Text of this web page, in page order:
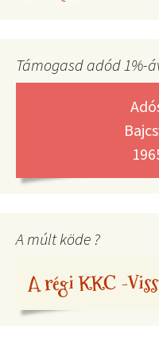
Támogasd adód 1%-
A múlt köde ?
A régi KKC -